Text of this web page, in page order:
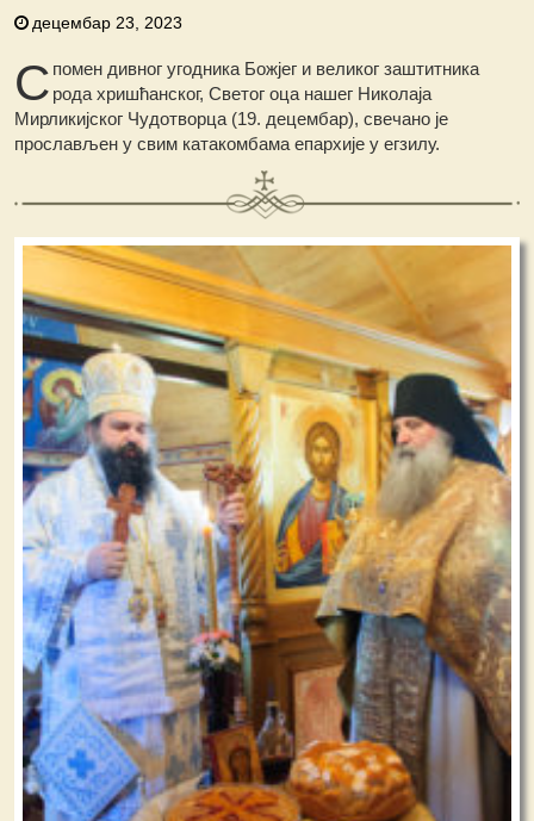
децембар 23, 2023
С помен дивног угодника Божјег и великог заштитника
рода хришћанског, Светог оца нашег Николаја
Мирликијског Чудотворца (19. децембар), свечано је
прослављен у свим катакомбама епархије у егзилу.